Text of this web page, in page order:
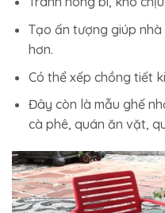
Tạo ấn tượng giúp
hơn.
Có thể xếp chồng tiết
Đây còn là mẫu ghế
cà phê, quán ăn vặt,